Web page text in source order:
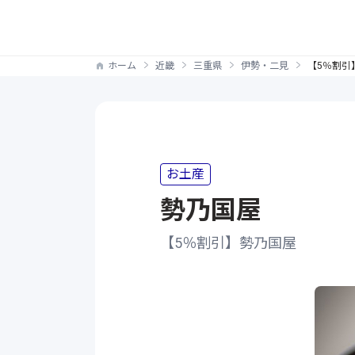
ホーム 近畿 三重県 伊勢・二見 【5％割
お土産
勢乃国屋
【5％割引】勢乃国屋